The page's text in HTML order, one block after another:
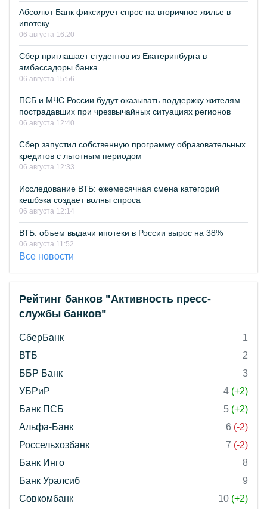
Абсолют Банк фиксирует спрос на вторичное жилье в
ипотеку
06 августа 16:20
Сбер приглашает студентов из Екатеринбурга в
амбассадоры банка
06 августа 15:56
ПСБ и МЧС России будут оказывать поддержку жителям
пострадавших при чрезвычайных ситуациях регионов
06 августа 12:40
Сбер запустил собственную программу образовательных
кредитов с льготным периодом
06 августа 12:33
Исследование ВТБ: ежемесячная смена категорий
кешбэка создает волны спроса
06 августа 12:14
ВТБ: объем выдачи ипотеки в России вырос на 38%
06 августа 11:52
Все новости
Рейтинг банков "Активность пресс-
службы банков"
СберБанк
1
ВТБ
2
ББР Банк
3
УБРиР
4 (+2)
Банк ПСБ
5 (+2)
Альфа-Банк
6 (-2)
Россельхозбанк
7 (-2)
Банк Инго
8
Банк Уралсиб
9
Совкомбанк
10 (+2)